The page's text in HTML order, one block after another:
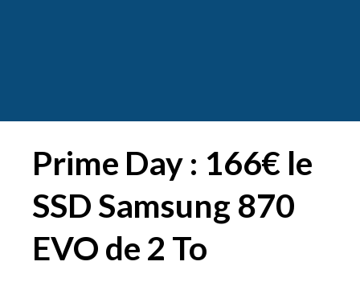
Prime Day : 166€ le
SSD Samsung 870
EVO de 2 To